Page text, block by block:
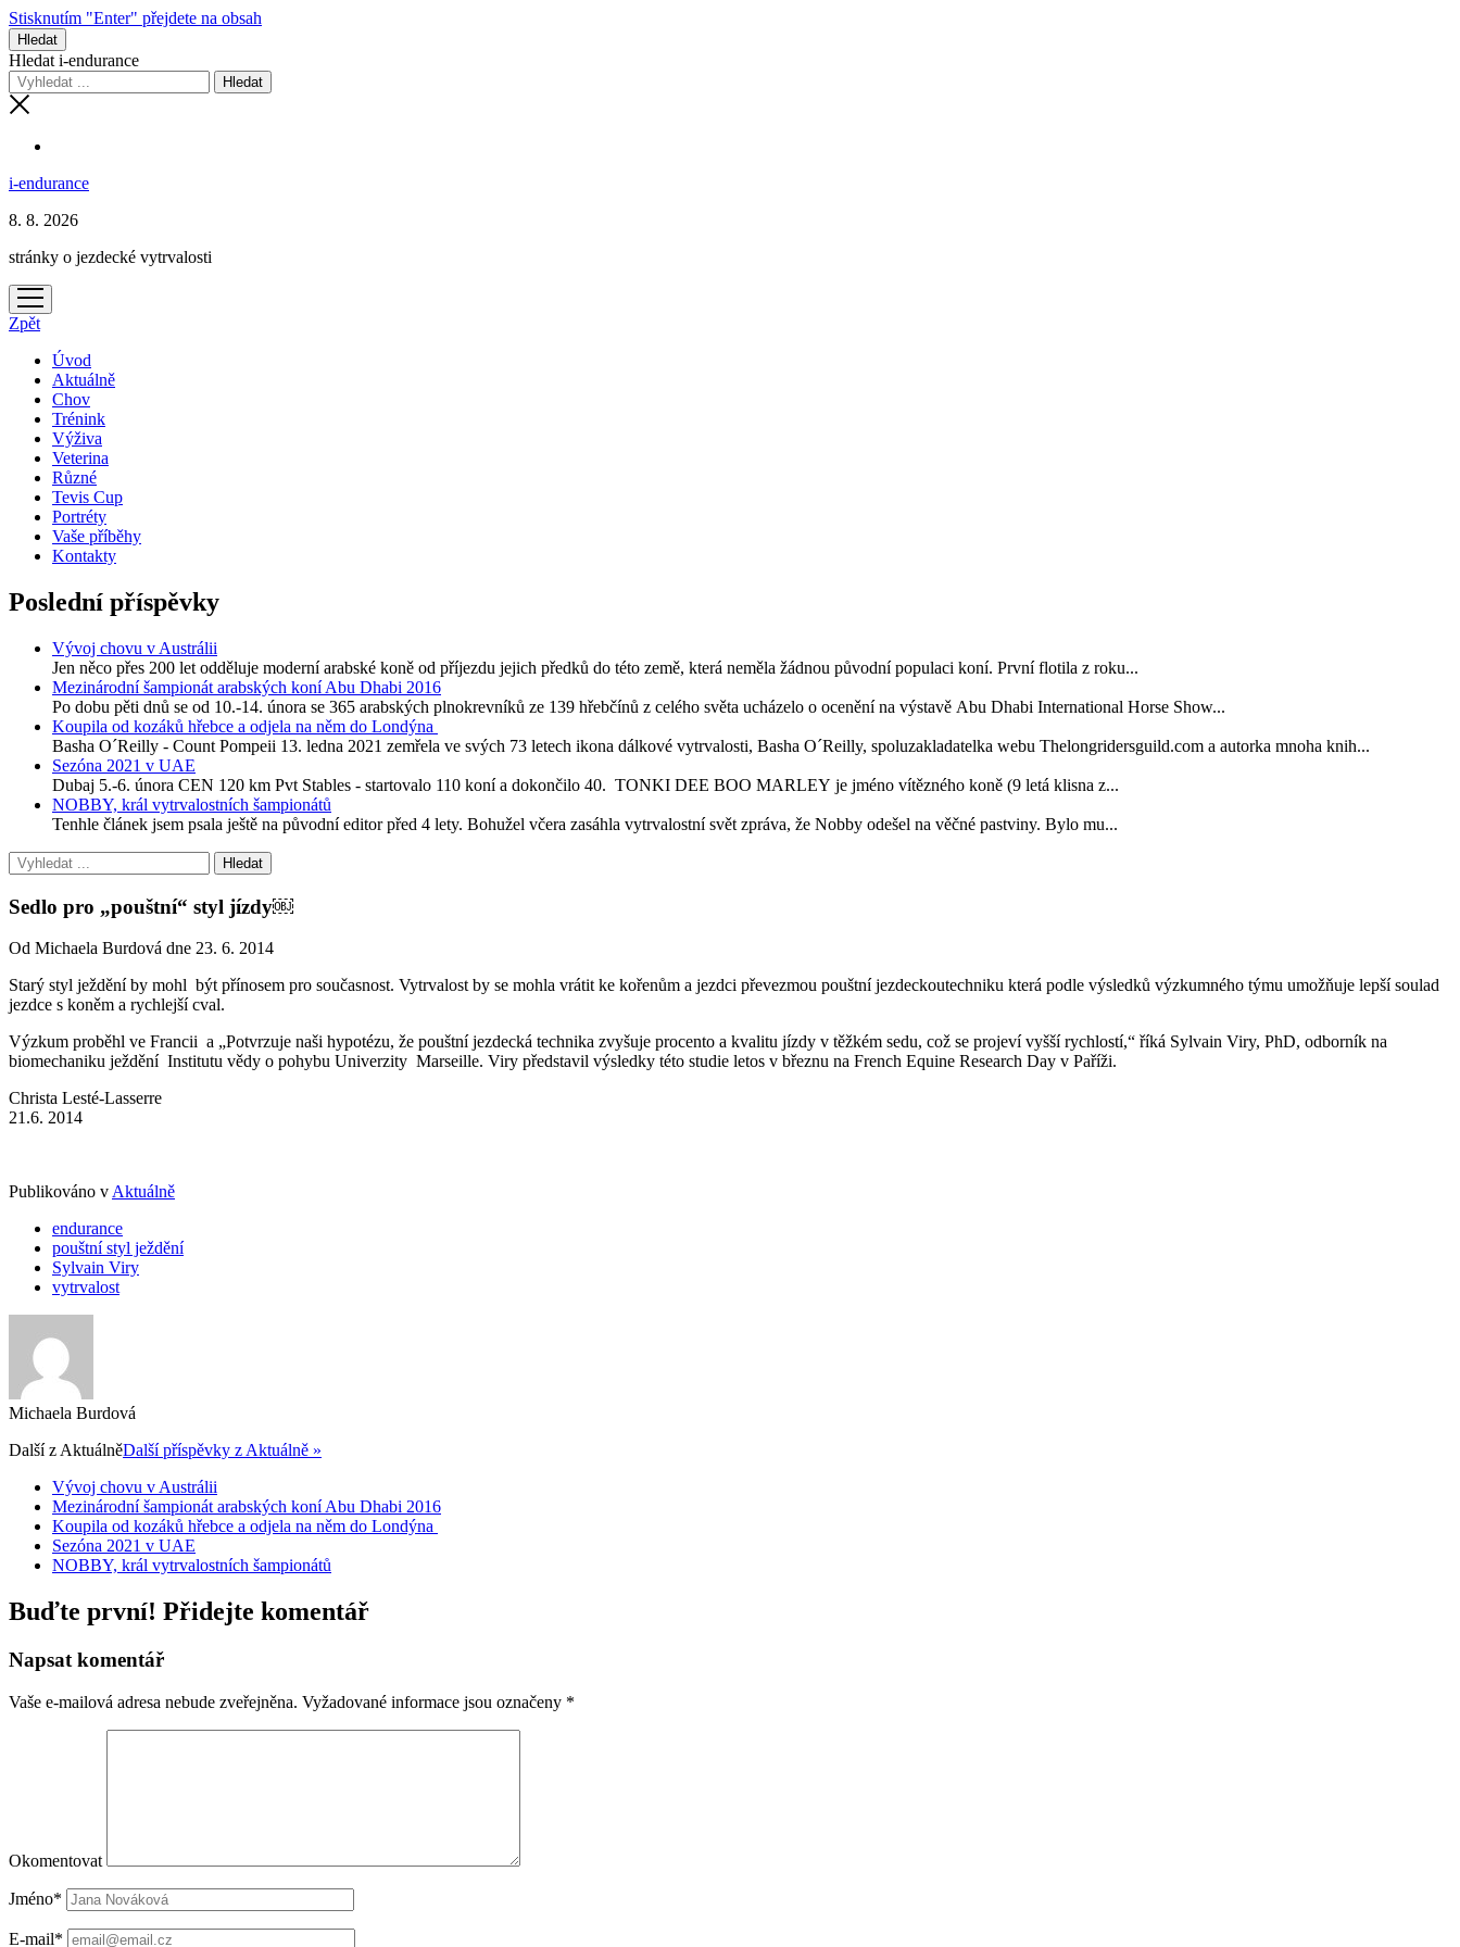
Stisknutím "Enter" přejdete na obsah
Hledat
Hledat i-endurance
i-endurance
8. 8. 2026
stránky o jezdecké vytrvalosti
otevřít
menu
Zpět
Úvod
Aktuálně
Chov
Trénink
Výživa
Veterina
Různé
Tevis Cup
Portréty
Vaše příběhy
Kontakty
Poslední příspěvky
Vývoj chovu v Austrálii
Jen něco přes 200 let odděluje moderní arabské koně od příjezdu jejich předků do této země, která neměla žádnou původní populaci koní. První flotila z roku...
Mezinárodní šampionát arabských koní Abu Dhabi 2016
Po dobu pěti dnů se od 10.-14. února se 365 arabských plnokrevníků ze 139 hřebčínů z celého světa ucházelo o ocenění na výstavě Abu Dhabi International Horse Show...
Koupila od kozáků hřebce a odjela na něm do Londýna
Basha O´Reilly - Count Pompeii 13. ledna 2021 zemřela ve svých 73 letech ikona dálkové vytrvalosti, Basha O´Reilly, spoluzakladatelka webu Thelongridersguild.com a autorka mnoha knih...
Sezóna 2021 v UAE
Dubaj 5.-6. února CEN 120 km Pvt Stables - startovalo 110 koní a dokončilo 40. TONKI DEE BOO MARLEY je jméno vítězného koně (9 letá klisna z...
NOBBY, král vytrvalostních šampionátů
Tenhle článek jsem psala ještě na původní editor před 4 lety. Bohužel včera zasáhla vytrvalostní svět zpráva, že Nobby odešel na věčné pastviny. Bylo mu...
Sedlo pro „pouštní“ styl jízdy￼
Od Michaela Burdová dne 23. 6. 2014
Starý styl ježdění by mohl být přínosem pro současnost. Vytrvalost by se mohla vrátit ke kořenům a jezdci převezmou pouštní jezdeckoutechniku která podle výsledků výzkumného týmu umožňuje lepší soulad
jezdce s koněm a rychlejší cval.
Výzkum proběhl ve Francii a „Potvrzuje naši hypotézu, že pouštní jezdecká technika zvyšuje procento a kvalitu jízdy v těžkém sedu, což se projeví vyšší rychlostí,“ říká Sylvain Viry, PhD, odborník na
biomechaniku ježdění Institutu vědy o pohybu Univerzity Marseille. Viry představil výsledky této studie letos v březnu na French Equine Research Day v Paříži.
Christa Lesté-Lasserre
21.6. 2014
Publikováno v Aktuálně
endurance
pouštní styl ježdění
Sylvain Viry
vytrvalost
Michaela Burdová
Další z AktuálněDalší příspěvky z Aktuálně »
Vývoj chovu v Austrálii
Mezinárodní šampionát arabských koní Abu Dhabi 2016
Koupila od kozáků hřebce a odjela na něm do Londýna
Sezóna 2021 v UAE
NOBBY, král vytrvalostních šampionátů
Buďte první! Přidejte komentář
Napsat komentář
Vaše e-mailová adresa nebude zveřejněna. Vyžadované informace jsou označeny *
Okomentovat
Jméno*
E-mail*